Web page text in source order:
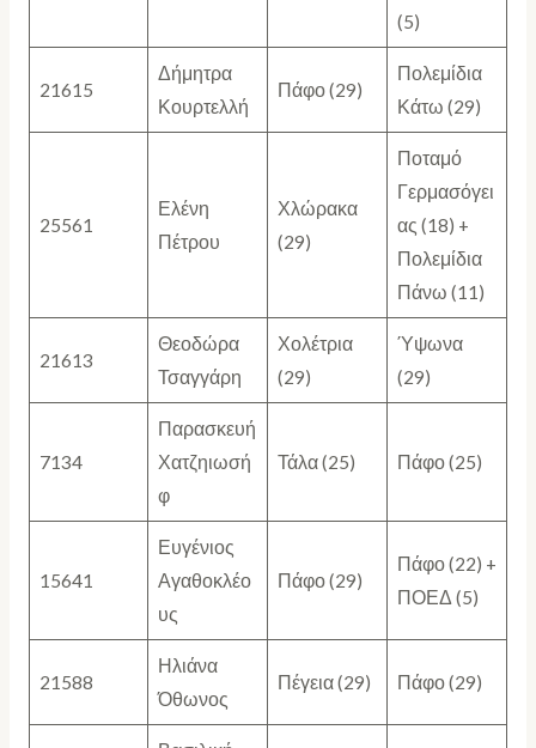
(5)
21615
Δήμητρα
Κουρτελλή
Πάφο (29)
Πολεμίδια
Κάτω (29)
25561
Ελένη
Πέτρου
Χλώρακα
(29)
Ποταμό
Γερμασόγει
ας (18) +
Πολεμίδια
Πάνω (11)
21613
Θεοδώρα
Τσαγγάρη
Χολέτρια
(29)
Ύψωνα
(29)
7134
Παρασκευή
Χατζηιωσή
φ
Τάλα (25) Πάφο (25)
15641
Ευγένιος
Αγαθοκλέο
υς
Πάφο (29)
Πάφο (22) +
ΠΟΕΔ (5)
21588
Ηλιάνα
Όθωνος
Πέγεια (29) Πάφο (29)